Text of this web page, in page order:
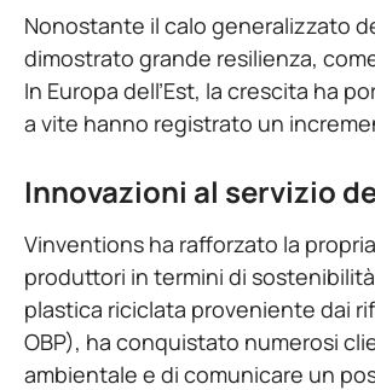
Nonostante il calo generalizzato
dimostrato grande resilienza,
In Europa dell’Est, la crescita ha
a vite hanno registrato un
Innovazioni al servizio
Vinventions ha rafforzato la
produttori in termini di
plastica riciclata proveniente dai
OBP), ha conquistato numerosi
ambientale e di comunicare un